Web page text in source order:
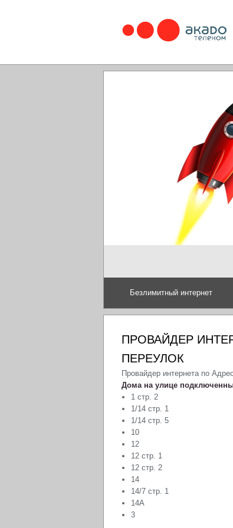
Безлимитный интернет
ПРОВАЙДЕР
ПЕРЕУЛОК
Провайдер интернета по
Дома на улице
1 стр. 2
1/14 стр. 1
1/14 стр. 5
10
12
12 стр. 1
12 стр. 2
14
14/7 стр. 1
14А
3